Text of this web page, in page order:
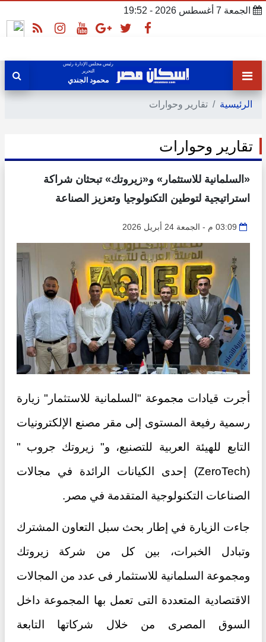
الجمعة 7 أغسطس 2026 - 19:52
رئيس مجلس الإدارة رئيس
التحرير
محمود الجندي
الرئيسية تقارير وحوارات
تقارير وحوارات
«السلمانية للاستثمار» و«زيروتك» تبحثان شراكة
استراتيجية لتوطين التكنولوجيا وتعزيز الصناعة
03:09 م - الجمعة 24 أبريل 2026
أجرت قيادات مجموعة "السلمانية للاستثمار" زيارة
رسمية رفيعة المستوى إلى مقر مصنع الإلكترونيات
التابع للهيئة العربية للتصنيع، و" زيروتك جروب "
(ZeroTech) إحدى الكيانات الرائدة في مجالات
الصناعات التكنولوجية المتقدمة في مصر.
جاءت الزيارة في إطار بحث سبل التعاون المشترك
وتبادل الخبرات، بين كل من شركة زيروتك
ومجموعة السلمانية للاستثمار فى عدد من المجالات
الاقتصادية المتعددة التى تعمل بها المجموعة داخل
السوق المصرى من خلال شركاتها التابعة